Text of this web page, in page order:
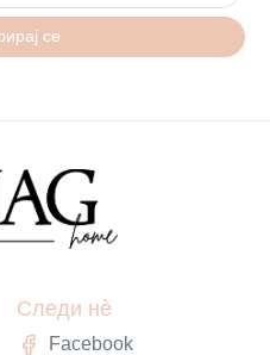
се
Следи нè
Facebook